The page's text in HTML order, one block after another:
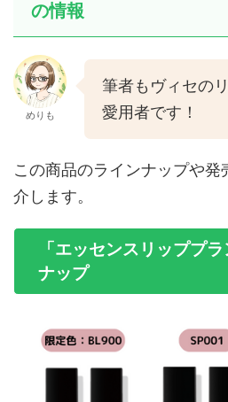
の情報
めりも
筆者もヴィセの
愛用者です！
この商品のラインナップや発
介します。
「エッセンスリッププ
ナップ